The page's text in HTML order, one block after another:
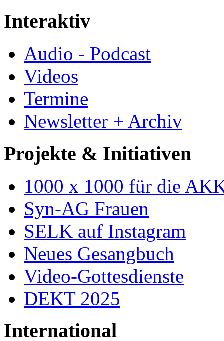
Interaktiv
Audio - Podcast
Videos
Termine
Newsletter + Archiv
Projekte & Initiativen
1000 x 1000 für die
Syn-AG Frauen
SELK auf Instagram
Neues Gesangbuch
Video-Gottesdienste
DEKT 2025
International